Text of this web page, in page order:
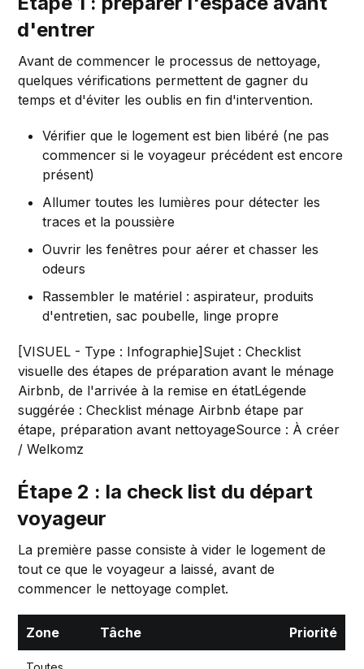
d'entrer
Avant de commencer le processus de nettoyage,
quelques vérifications permettent de gagner du
temps et d'éviter les oublis en fin d'intervention.
Vérifier que le logement est bien libéré (ne pas
commencer si le voyageur précédent est encore
présent)
Allumer toutes les lumières pour détecter les
traces et la poussière
Ouvrir les fenêtres pour aérer et chasser les
odeurs
Rassembler le matériel : aspirateur, produits
d'entretien, sac poubelle, linge propre
[VISUEL - Type : Infographie]Sujet : Checklist
visuelle des étapes de préparation avant le ménage
Airbnb, de l'arrivée à la remise en étatLégende
suggérée : Checklist ménage Airbnb étape par
étape, préparation avant nettoyageSource : À créer
/ Welkomz
Étape 2 : la check list du départ
voyageur
La première passe consiste à vider le logement de
tout ce que le voyageur a laissé, avant de
commencer le nettoyage complet.
Zone Tâche Priorité